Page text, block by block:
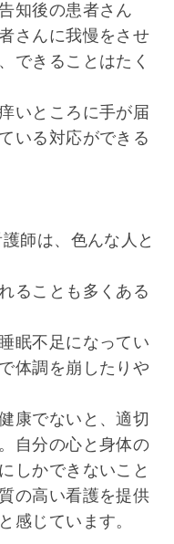
知後の患者さん
さんに我慢をさせ
できることはたく
いところに手が届
いる対応ができる
師は、色んな人と
ることも多くある
眠不足になってい
体調を崩したりや
康でないと、適切
自分の心と身体の
しかできないこと
の高い看護を提供
感じています。